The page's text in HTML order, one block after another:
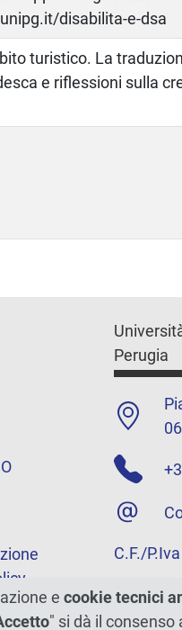
disabilita-e-dsa
turistico. La
e riflessioni sulla
Perugia
C.F./
e cookie tecnici
" si dà il